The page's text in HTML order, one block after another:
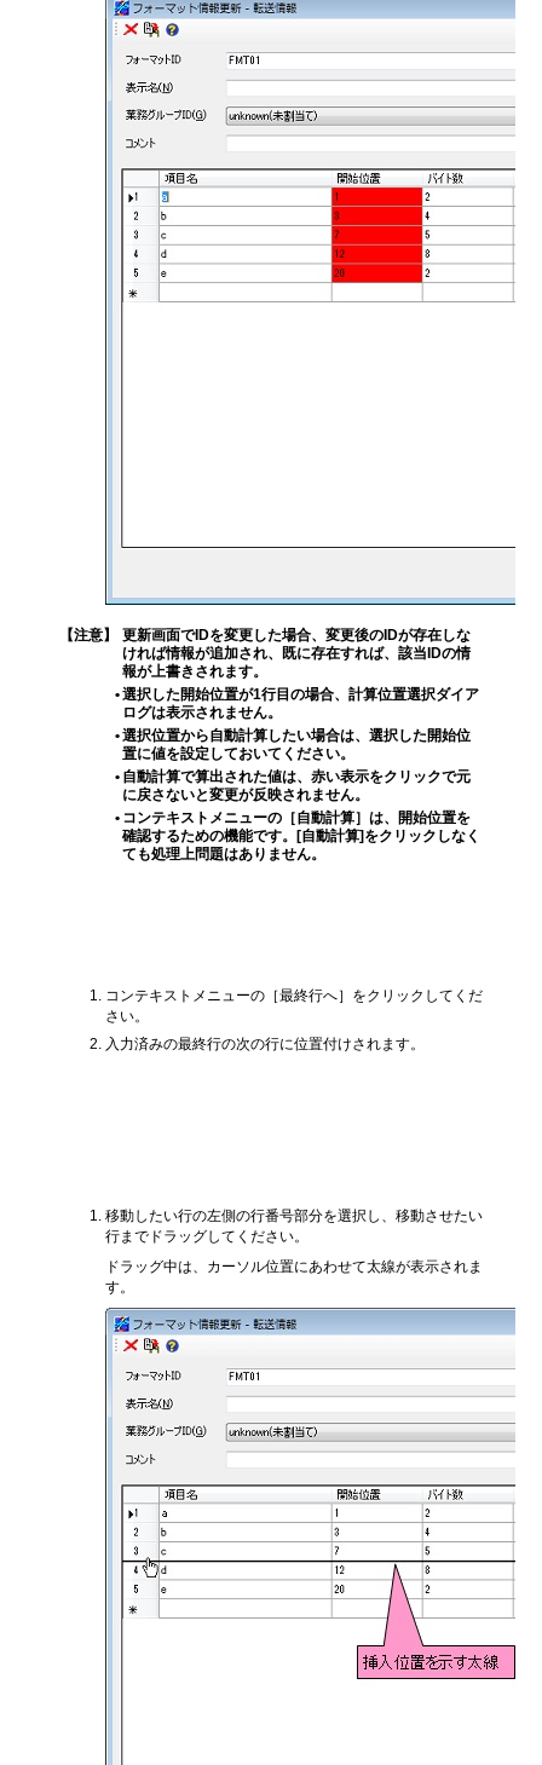
【注意】
更新画面でIDを変更した場合、変更後のIDが存在しな
ければ情報が追加され、既に存在すれば、該当IDの情
報が上書きされます。
•選択した開始位置が1行目の場合、計算位置選択ダイア
ログは表示されません。
•選択位置から自動計算したい場合は、選択した開始位
置に値を設定しておいてください。
• 自動計算で算出された値は、赤い表示をクリックで元
に戻さないと変更が反映されません。
• コンテキストメニューの［自動計算］は、開始位置を
確認するための機能です。[自動計算]をクリックしなく
ても処理上問題はありません。
コンテキストメニューの［最終行へ］をクリックしてくだ
さい。
入力済みの最終行の次の行に位置付けされます。
移動したい行の左側の行番号部分を選択し、移動させたい
行までドラッグしてください。
ドラッグ中は、カーソル位置にあわせて太線が表示されま
す。